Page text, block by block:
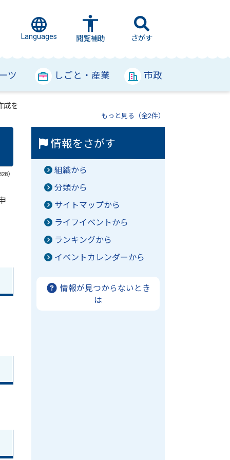
Languages 閲覧補助 さがす
ツ しごと・産業 市政
成を
もっと見る（全2件）
）
情報をさがす
組織から
分類から
サイトマップから
ライフイベントから
ランキングから
イベントカレンダーから
情報が見つからないとき
は